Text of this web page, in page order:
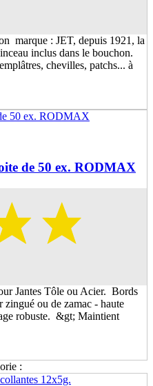
marque : JET, depuis 1921, la
inclus dans le bouchon.
chevilles, patchs... à
de 50 ex. RODMAX
Jantes Tôle ou Acier. Bords
ou de zamac - haute
robuste. &gt; Maintient
: